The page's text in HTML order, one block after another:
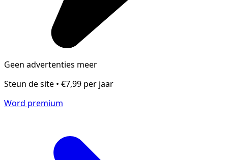
Geen advertenties meer
Steun de site • €7,99 per jaar
Word premium